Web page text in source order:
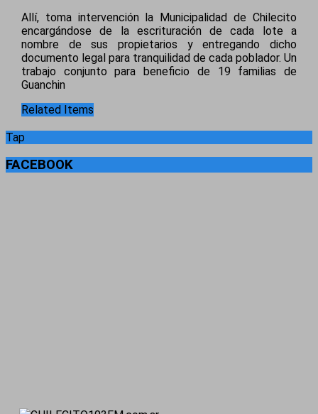
Allí, toma intervención la Municipalidad de Chilecito
encargándose de la escrituración de cada lote a
nombre de sus propietarios y entregando dicho
documento legal para tranquilidad de cada poblador. Un
trabajo conjunto para beneficio de 19 familias de
Guanchin
Related Items
Tap
FACEBOOK